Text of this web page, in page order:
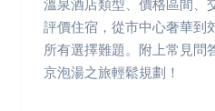
溫泉酒店類型、價格區間、
評價住宿，從市中心奢華到
所有選擇難題。附上常見問
京泡湯之旅輕鬆規劃！